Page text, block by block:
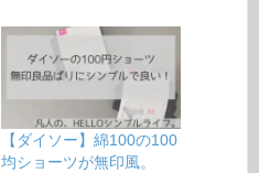
【ダイソー】綿100の100
均ショーツが無印風。